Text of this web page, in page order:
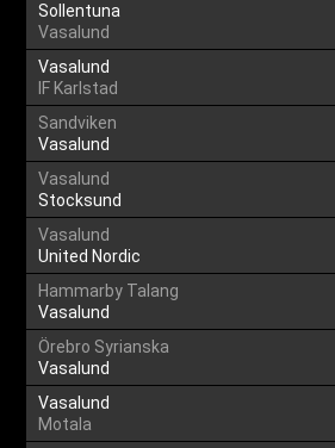
Sollentuna
Vasalund
Vasalund
IF Karlstad
Sandviken
Vasalund
Vasalund
Stocksund
Vasalund
United Nordic
Hammarby Talang
Vasalund
Örebro Syrianska
Vasalund
Vasalund
Motala